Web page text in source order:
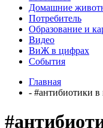
Домашние
Потребитель
Образование и
Видео
ВиЖ в цифрах
События
Главная
- #антибиотики в